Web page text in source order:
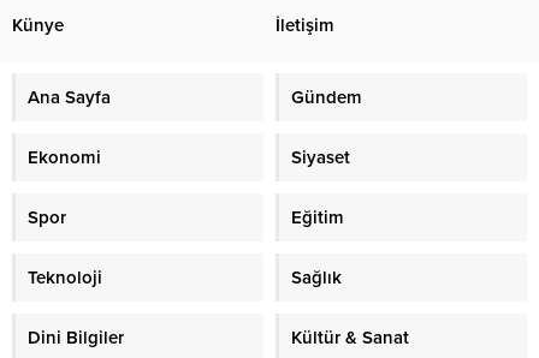
Künye İletişim
Ana Sayfa Gündem
Ekonomi Siyaset
Spor Eğitim
Teknoloji Sağlık
Dini Bilgiler Kültür & Sanat